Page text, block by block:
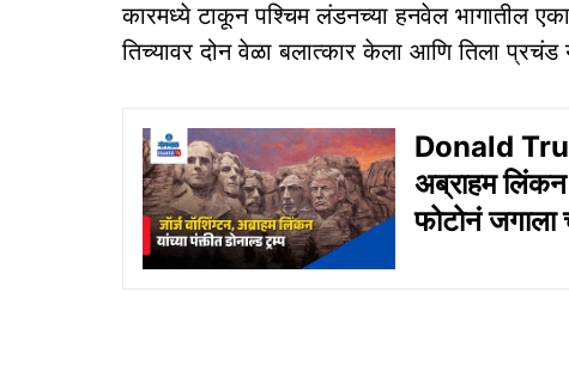
कारमध्ये टाकून पश्चिम लंडनच्या हनवेल भागातील
तिच्यावर दोन वेळा बलात्कार केला आणि तिला प्रचंड
Donald
अब्राहम लिंकन
फोटोनं